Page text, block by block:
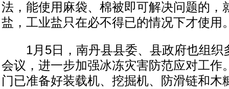
法，能使用麻袋、棉被即可解决问题的，
盐，工业盐只在必不得已的情况下才使用
1月5日，南丹县县委、县政府也组织
会议，进一步加强冰冻灾害防范应对工作
门已准备好装载机、挖掘机、防滑链和木